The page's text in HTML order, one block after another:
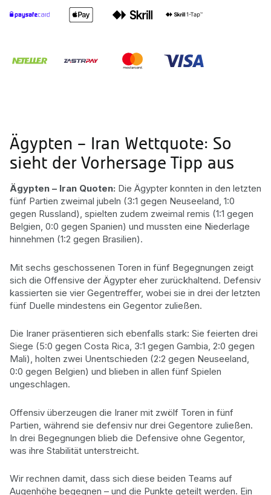
Ägypten – Iran Wettquote: So
sieht der Vorhersage Tipp aus
Ägypten – Iran Quoten: Die Ägypter konnten in den letzten
fünf Partien zweimal jubeln (3:1 gegen Neuseeland, 1:0
gegen Russland), spielten zudem zweimal remis (1:1 gegen
Belgien, 0:0 gegen Spanien) und mussten eine Niederlage
hinnehmen (1:2 gegen Brasilien).
Mit sechs geschossenen Toren in fünf Begegnungen zeigt
sich die Offensive der Ägypter eher zurückhaltend. Defensiv
kassierten sie vier Gegentreffer, wobei sie in drei der letzten
fünf Duelle mindestens ein Gegentor zuließen.
Die Iraner präsentieren sich ebenfalls stark: Sie feierten drei
Siege (5:0 gegen Costa Rica, 3:1 gegen Gambia, 2:0 gegen
Mali), holten zwei Unentschieden (2:2 gegen Neuseeland,
0:0 gegen Belgien) und blieben in allen fünf Spielen
ungeschlagen.
Offensiv überzeugen die Iraner mit zwölf Toren in fünf
Partien, während sie defensiv nur drei Gegentore zuließen.
In drei Begegnungen blieb die Defensive ohne Gegentor,
was ihre Stabilität unterstreicht.
Wir rechnen damit, dass sich diese beiden Teams auf
Augenhöhe begegnen – und die Punkte geteilt werden. Ein